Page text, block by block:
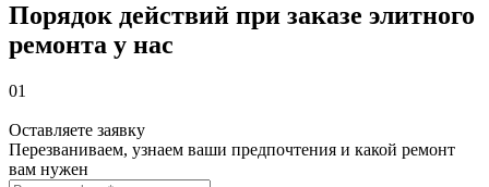
Порядок действий при заказе элитного
ремонта у нас
01
Оставляете заявку
Перезваниваем, узнаем ваши предпочтения и какой ремонт
вам нужен